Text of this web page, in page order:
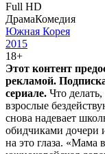
Full HD
ДрамаКомедия
Южная Корея
2015
18+
Этот контент
рекламой.
сериале. Что
взрослые
снова надевает
обидчиками дочери
на это глаза. «Мама